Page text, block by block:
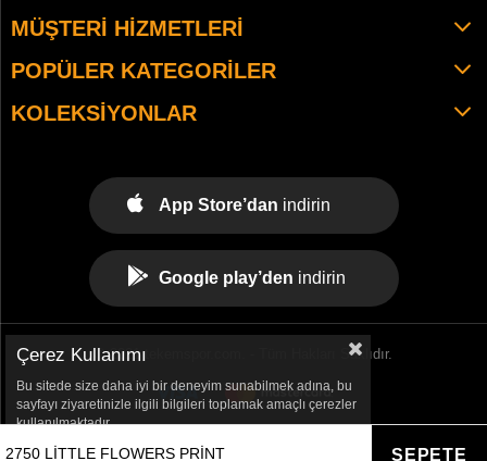
2750 LITTLE FLOWERS PRINT
MÜŞTERI HIZMETLERI
POPÜLER KATEGORILER
KOLEKSIYONLAR
App Store’dan indirin
Google play’den indirin
© 2021 tekemspor.com. - Tüm Hakları Saklıdır.
Çerez Kullanımı
Bu sitede size daha iyi bir deneyim sunabilmek adına, bu
sayfayı ziyaretinizle ilgili bilgileri toplamak amaçlı çerezler
kullanılmaktadır.